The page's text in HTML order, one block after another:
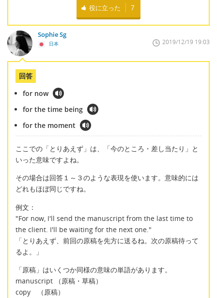
役に立った 7
Sophie Sg
日本 2019/12/19 19:03
回答
for now
for the time being
for the moment
ここでの「とりあえず」は、「今のところ・差し当たり」と
いった意味ですよね。
その場合は回答１～３のような表現を使います。意味的には
どれもほぼ同じですね。
例文：
"For now, I'll send the manuscript from the last time to
the client. I'll be waiting for the next one."
「とりあえず、前回の原稿を先方に送るね。次の原稿待って
るよ。」
「原稿」はいくつか同様の意味の単語があります。
manuscript （原稿・草稿）
copy （原稿）